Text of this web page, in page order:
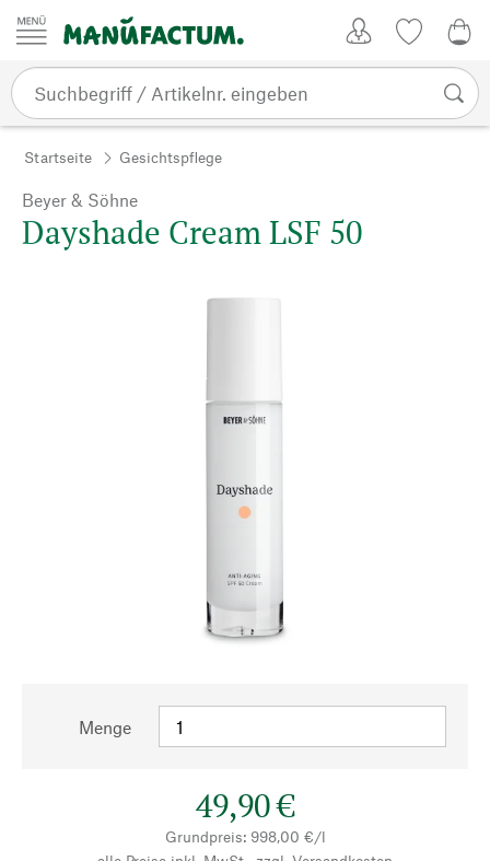
Zum Inhalt springen
Startseite Gesichtspflege
Beyer & Söhne
Dayshade Cream LSF 50
Menge
49,90 €
Grundpreis: 998,00 €/l